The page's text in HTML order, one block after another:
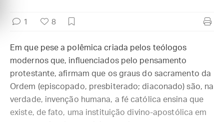
1 8
Em que pese a polêmica criada pelos teólogos
modernos que, influenciados pelo pensamento
protestante, afirmam que os graus do sacramento da
Ordem (episcopado, presbiterado; diaconado) são, na
verdade, invenção humana, a fé católica ensina que
existe, de fato, uma instituição divino-apostólica em